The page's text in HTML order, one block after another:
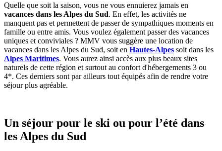
Quelle que soit la saison, vous ne vous ennuierez jamais en
vacances dans les Alpes du Sud. En effet, les activités ne
manquent pas et permettent de passer de sympathiques moments en
famille ou entre amis. Vous voulez également passer des vacances
uniques et conviviales ? MMV vous suggère une location de
vacances dans les Alpes du Sud, soit en Hautes-Alpes soit dans les
Alpes Maritimes. Vous aurez ainsi accès aux plus beaux sites
naturels de cette région et surtout au confort d'hébergements 3 ou
4*. Ces derniers sont par ailleurs tout équipés afin de rendre votre
séjour plus agréable.
Un séjour pour le ski ou pour l’été dans
les Alpes du Sud